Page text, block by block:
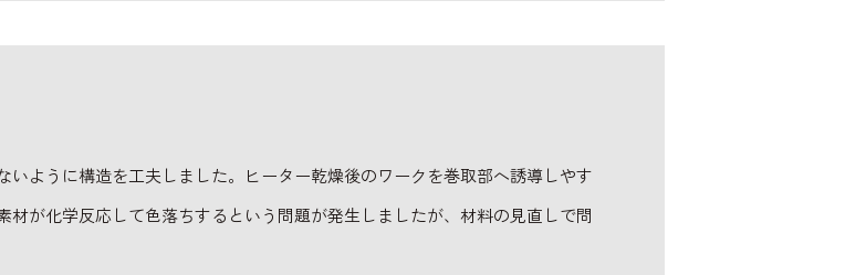
いように構造を工夫しました。ヒーター乾燥後のワークを巻取部へ誘導しやす
材が化学反応して色落ちするという問題が発生しましたが、材料の見直しで問